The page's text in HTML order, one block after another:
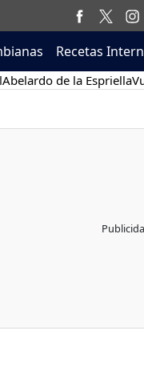
Recetas
Abelardo de la Espriella